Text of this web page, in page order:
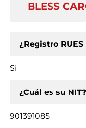
BLESS
¿Registro
Si
¿Cuál es su NIT?
901391085